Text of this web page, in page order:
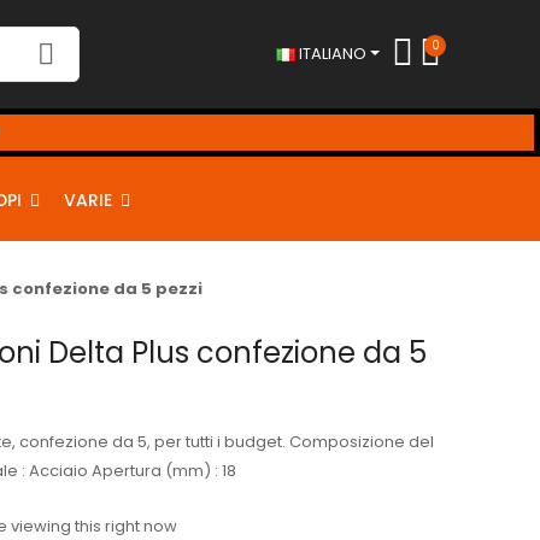
ITALIANO 0
VARIE
confezione da 5 pezzi
Delta Plus confezione da 5
confezione da 5, per tutti i budget. Composizione del
: Acciaio Apertura (mm) : 18
viewing this right now